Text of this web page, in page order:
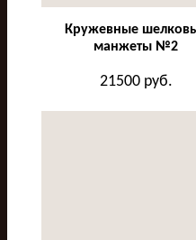
Кружевные
манжеты №2
21500руб.